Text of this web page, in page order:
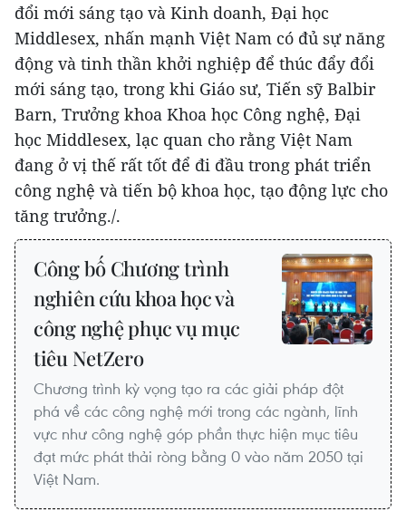
đổi mới sáng tạo và Kinh doanh, Đại học
Middlesex, nhấn mạnh Việt Nam có đủ sự năng
động và tinh thần khởi nghiệp để thúc đẩy đổi
mới sáng tạo, trong khi Giáo sư, Tiến sỹ Balbir
Barn, Trưởng khoa Khoa học Công nghệ, Đại
học Middlesex, lạc quan cho rằng Việt Nam
đang ở vị thế rất tốt để đi đầu trong phát triển
công nghệ và tiến bộ khoa học, tạo động lực cho
tăng trưởng./.
Công bố Chương trình
nghiên cứu khoa học và
công nghệ phục vụ mục
tiêu NetZero
Chương trình kỳ vọng tạo ra các giải pháp đột
phá về các công nghệ mới trong các ngành, lĩnh
vực như công nghệ góp phần thực hiện mục tiêu
đạt mức phát thải ròng bằng 0 vào năm 2050 tại
Việt Nam.